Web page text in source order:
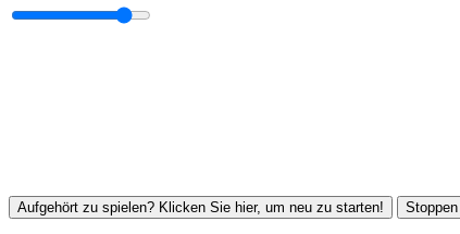
Aufgehört zu spielen? Klicken Sie hier, um neu zu starten!